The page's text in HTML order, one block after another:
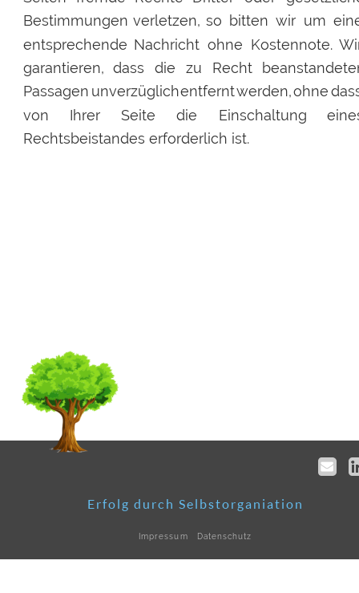
Bestimmungen verletzen, so bitten wir um
entsprechende Nachricht ohne Kostennote.
garantieren, dass die zu Recht
Passagen unverzüglichentferntwerden,ohne
von
Ihrer Seite die Einschaltung
Rechtsbeistandes erforderlich ist.
Datenschutz
Impressum
Erfolg durch Selbstorganiation